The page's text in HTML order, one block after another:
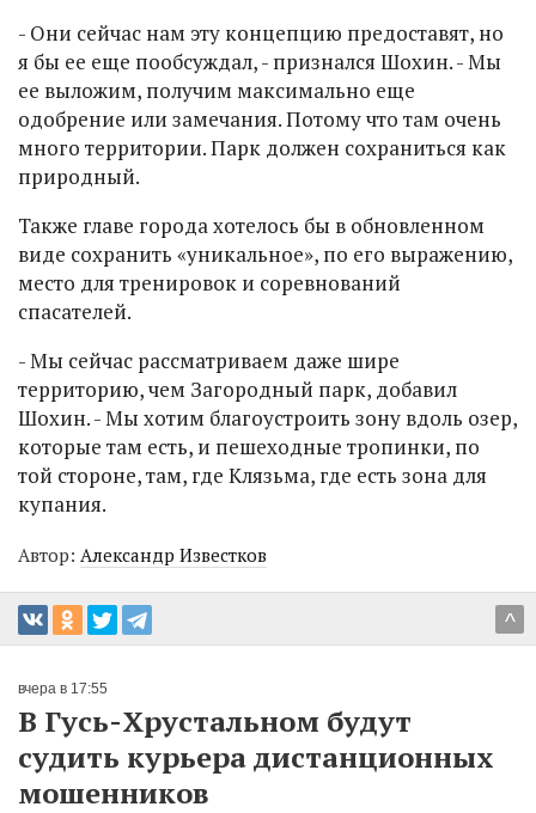
- Они сейчас нам эту концепцию предоставят, но
я бы ее еще пообсуждал, - признался Шохин. - Мы
ее выложим, получим максимально еще
одобрение или замечания. Потому что там очень
много территории. Парк должен сохраниться как
природный.
Также главе города хотелось бы в обновленном
виде сохранить «уникальное», по его выражению,
место для тренировок и соревнований
спасателей.
- Мы сейчас рассматриваем даже шире
территорию, чем Загородный парк, добавил
Шохин. - Мы хотим благоустроить зону вдоль озер,
которые там есть, и пешеходные тропинки, по
той стороне, там, где Клязьма, где есть зона для
купания.
Автор: Александр Известков
^
вчера в 17:55
В Гусь-Хрустальном будут
судить курьера дистанционных
мошенников